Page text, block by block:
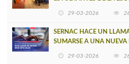
29-03-2026
SERNAC HACE UN
SUMARSE A UNA NUEVA
29-03-2026